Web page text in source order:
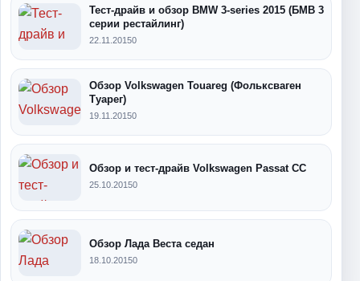
Тест-драйв и обзор BMW 3-series 2015 (БМВ 3
серии рестайлинг)
22.11.20150
Обзор Volkswagen Touareg (Фольксваген
Туарег)
19.11.20150
Обзор и тест-драйв Volkswagen Passat CC
25.10.20150
Обзор Лада Веста седан
18.10.20150